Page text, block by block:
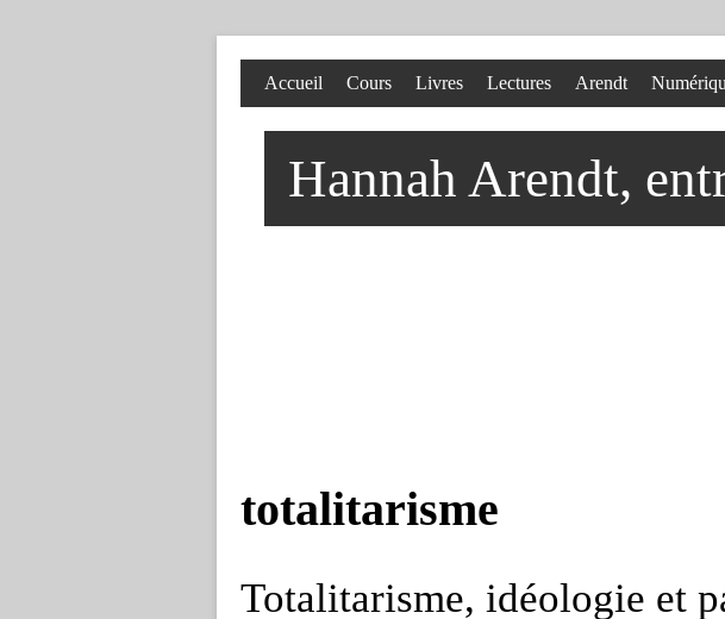
Hannah Arendt,
Accueil Cours Livres Lectures Arendt
totalitarisme
Totalitarisme, idéologie et